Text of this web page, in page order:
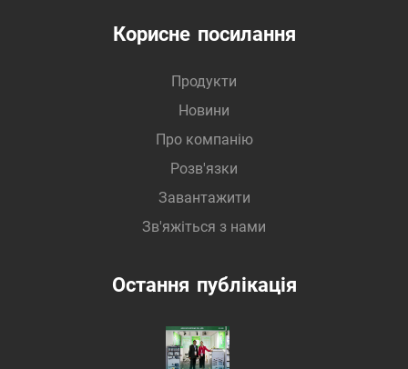
Корисне посилання
Продукти
Новини
Про компанію
Розв'язки
Завантажити
Зв'яжіться з нами
Остання публікація